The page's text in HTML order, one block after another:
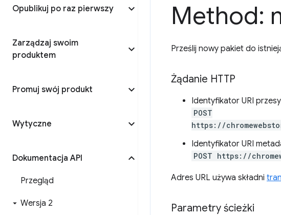
Opublikuj po raz pierwszy
Zarządzaj swoim
produktem
Promuj swój produkt
Wytyczne
Dokumentacja API
Przegląd
Wersja 2
Method:
Prześlij nowy pakiet do
Żądanie HTTP
Identyfikator URI
POST
https://
Identyfikator URI
POST https://
Adres URL używa składni
Parametry ścieżki